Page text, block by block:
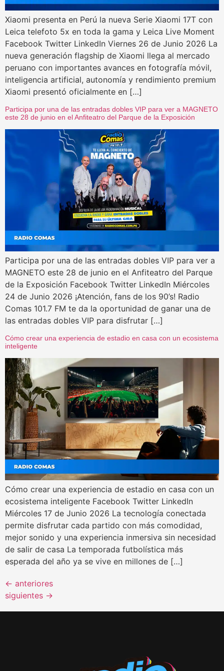
Xiaomi presenta en Perú la nueva Serie Xiaomi 17T con
Leica telefoto 5x en toda la gama y Leica Live Moment
Facebook Twitter LinkedIn Viernes 26 de Junio 2026 La
nueva generación flagship de Xiaomi llega al mercado
peruano con importantes avances en fotografía móvil,
inteligencia artificial, autonomía y rendimiento premium
Xiaomi presentó oficialmente en […]
Participa por una de las entradas dobles VIP para ver a MAGNETO
este 28 de junio en el Anfiteatro del Parque de la Exposición
Participa por una de las entradas dobles VIP para ver a
MAGNETO este 28 de junio en el Anfiteatro del Parque
de la Exposición Facebook Twitter LinkedIn Miércoles
24 de Junio 2026 ¡Atención, fans de los 90’s! Radio
Comas 101.7 FM te da la oportunidad de ganar una de
las entradas dobles VIP para disfrutar […]
Cómo crear una experiencia de estadio en casa con un ecosistema
inteligente
Cómo crear una experiencia de estadio en casa con un
ecosistema inteligente Facebook Twitter LinkedIn
Miércoles 17 de Junio 2026 La tecnología conectada
permite disfrutar cada partido con más comodidad,
mejor sonido y una experiencia inmersiva sin necesidad
de salir de casa La temporada futbolística más
esperada del año ya se vive en millones de […]
← anteriores
siguientes →